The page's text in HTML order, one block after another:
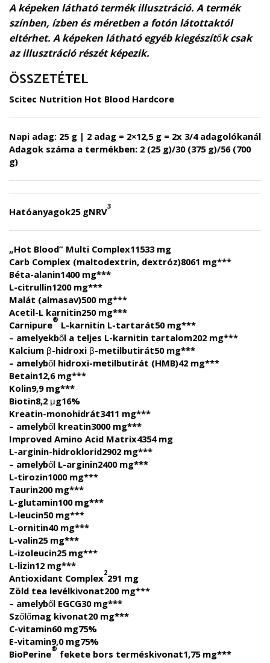
A képeken látható termék illusztráció. A termék
színben, ízben és méretben a fotón látottaktól
eltérhet. A képeken látható egyéb kiegészítők csak
az illusztráció részét képezik.
ÖSSZETÉTEL
Scitec Nutrition Hot Blood Hardcore
Napi adag: 25 g | 2 adag = 2×12,5 g = 2x 3/4 adagolókanál
Adagok száma a termékben: 2 (25 g)/30 (375 g)/56 (700
g)
Hatóanyagok25 gNRV3
„Hot Blood” Multi Complex11533 mg
Carb Complex (maltodextrin, dextróz)8061 mg***
Béta-alanin1400 mg***
L-citrullin1200 mg***
Malát (almasav)500 mg***
Acetil-L karnitin250 mg***
Carnipure® L-karnitin L-tartarát50 mg***
– amelyekből a teljes L-karnitin tartalom202 mg***
Kalcium β-hidroxi β-metilbutirát50 mg***
– amelyből hidroxi-metilbutirát (HMB)42 mg***
Betain12,6 mg***
Kolin9,9 mg***
Biotin8,2 μg16%
Kreatin-monohidrát3411 mg***
– amelyből kreatin3000 mg***
Improved Amino Acid Matrix4354 mg
L-arginin-hidroklorid2902 mg***
– amelyből L-arginin2400 mg***
L-tirozin1000 mg***
Taurin200 mg***
L-glutamin100 mg***
L-leucin50 mg***
L-ornitin40 mg***
L-valin25 mg***
L-izoleucin25 mg***
L-lizin12 mg***
Antioxidant Complex2291 mg
Zöld tea levélkivonat200 mg***
– amelyből EGCG30 mg***
Szőlőmag kivonat20 mg***
C-vitamin60 mg75%
E-vitamin9,0 mg75%
BioPerine® fekete bors terméskivonat1,75 mg***